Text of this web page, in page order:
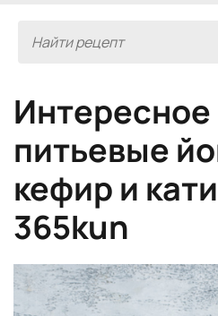
Интересное
питьевые
кефир и
365kun